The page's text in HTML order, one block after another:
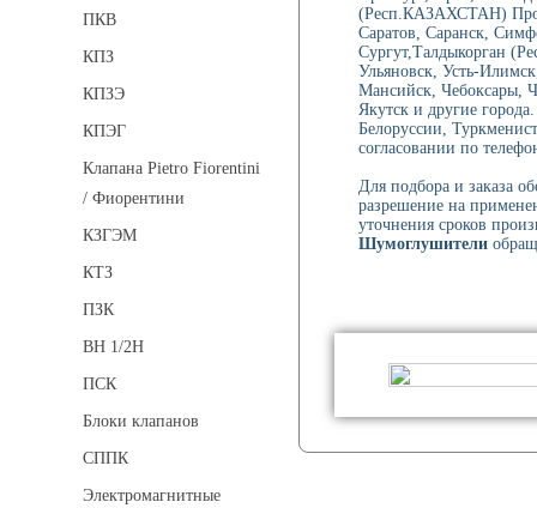
ПКВ
КПЗ
КПЗЭ
КПЭГ
Клапана Pietro Fiorentini
/ Фиорентини
КЗГЭМ
КТЗ
ПЗК
ВН 1/2Н
ПСК
Блоки клапанов
СППК
Электромагнитные
(Респ.КАЗАХСТАН)
Саратов, Саранск,
Сургут,Талдыкорган
Ульяновск, Усть-
Мансийск, Чебоксары,
Якутск и другие
Белоруссии,
согласовании по
Для подбора и заказа
разрешение на
уточнения сроков
Шумоглушители